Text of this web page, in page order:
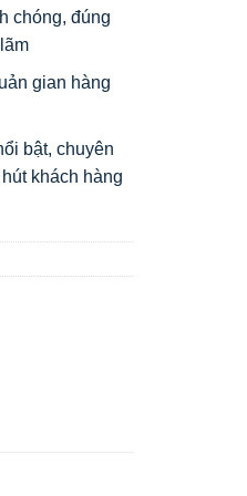
chóng, đúng
gian hàng
bật, chuyên
khách hàng